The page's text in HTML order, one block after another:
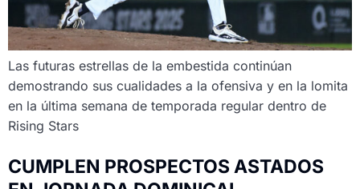
Las futuras estrellas de la embestida continúan
demostrando sus cualidades a la ofensiva y en la lomita
en la última semana de temporada regular dentro de
Rising Stars
CUMPLEN PROSPECTOS ASTADOS